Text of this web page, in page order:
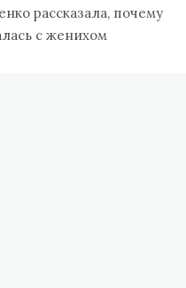
рассказала, почему
с женихом